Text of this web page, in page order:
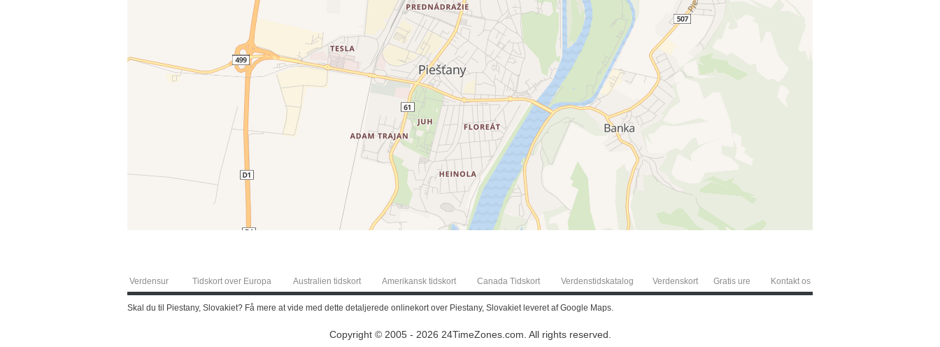
Verdensur Tidskort over Europa Australien tidskort Amerikansk tidskort Canada Tidskort Verdenstidskatalog Verdenskort Gratis ure Kontakt os
Skal du til Piestany, Slovakiet? Få mere at vide med dette detaljerede onlinekort over Piestany, Slovakiet leveret af Google Maps.
Copyright © 2005 - 2026 24TimeZones.com. All rights reserved.